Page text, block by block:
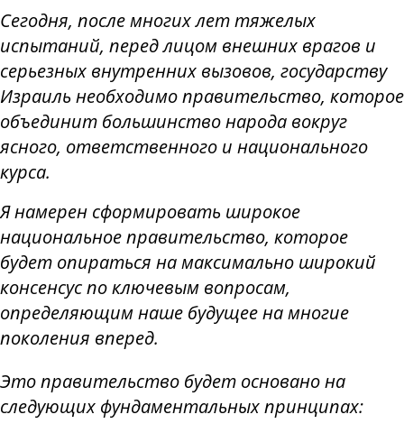
Сегодня, после многих лет тяжелых
испытаний, перед лицом внешних врагов и
серьезных внутренних вызовов, государству
Израиль необходимо правительство, которое
объединит большинство народа вокруг
ясного, ответственного и национального
курса.
Я намерен сформировать широкое
национальное правительство, которое
будет опираться на максимально широкий
консенсус по ключевым вопросам,
определяющим наше будущее на многие
поколения вперед.
Это правительство будет основано на
следующих фундаментальных принципах: